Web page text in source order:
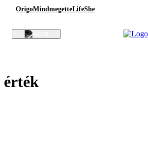
OrigoMindmegetteLifeShe
érték